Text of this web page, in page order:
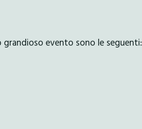
evento sono le seguenti: